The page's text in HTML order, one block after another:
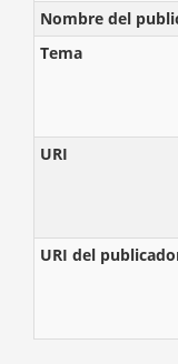
Nombre del
Tema
URI
URI del